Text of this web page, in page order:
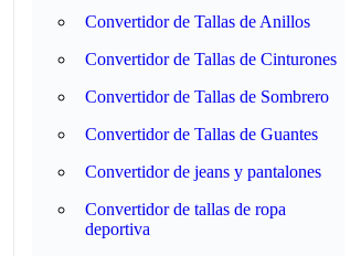
Convertidor de Tallas de Anillos
Convertidor de Tallas de Cinturones
Convertidor de Tallas de Sombrero
Convertidor de Tallas de Guantes
Convertidor de jeans y pantalones
Convertidor de tallas de ropa
deportiva